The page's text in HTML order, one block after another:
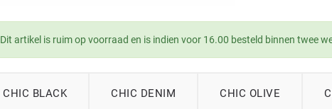
Dit artikel is ruim op voorraad en is indien voor 16.00 besteld binnen twee
CHIC BLACK CHIC DENIM CHIC OLIVE